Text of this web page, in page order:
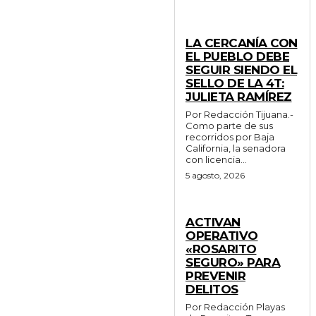
LA CERCANÍA CON
EL PUEBLO DEBE
SEGUIR SIENDO EL
SELLO DE LA 4T:
JULIETA RAMÍREZ
Por Redacción Tijuana.-
Como parte de sus
recorridos por Baja
California, la senadora
con licencia...
5 agosto, 2026
ACTIVAN
OPERATIVO
«ROSARITO
SEGURO» PARA
PREVENIR
DELITOS
Por Redacción Playas